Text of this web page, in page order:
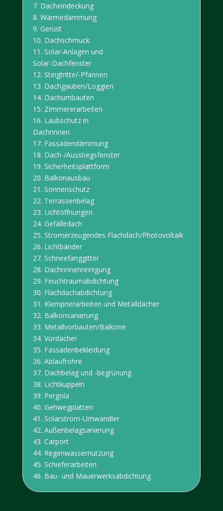
7. Dacheindeckung
8. Wärmedämmung
9. Gerüst
10. Dachschmuck
11. Solar-Anlagen und
Solar-Dachfenster
12. Steigtritte/-Pfannen
13. Dachgauben/Loggien
14. Dachumbauten
15. Zimmererarbeiten
16. Laubschutz in
Dachrinnen
17. Fassadendämmung
18. Dach-/Ausstiegsfenster
19. Sicherheitsplattform
20. Balkonausbau
21. Sonnenschutz
22. Terrassenbelag
23. Lichtöffnungen
24. Gefälledach
25. Stromerzeugendes Flachdach/Photovoltaik
26. Lichtbänder
27. Schneefanggitter
28. Dachrinnenreinigung
29. Feuchtraumabdichtung
30. Flachdachabdichtung
31. Klempnerarbeiten und Metalldächer
32. Balkonsanierung
33. Metallvorbauten/Balkone
34. Vordächer
35. Fassadenbekleidung
36. Ablaufrohre
37. Dachbelag und -begrünung
38. Lichtkuppeln
39. Pergola
40. Gehwegplatten
41. Solarstrom-Umwandler
42. Außenbelagsanierung
43. Carport
44. Regenwassernutzung
45. Schieferarbeiten
46. Bau- und Mauerwerksabdichtung